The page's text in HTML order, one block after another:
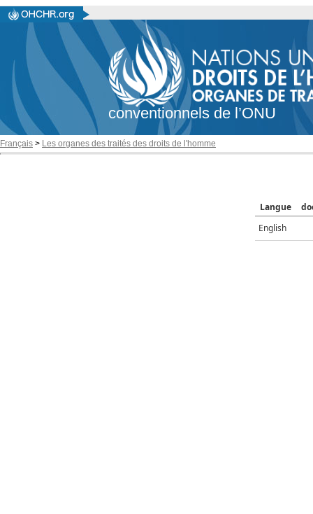
conventionnels de l’ONU
Français > Les organes des traités des droits de l'homme
Langue
English